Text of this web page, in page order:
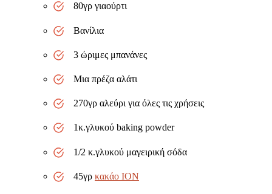
80γρ γιαούρτι
Βανίλια
3 ώριμες μπανάνες
Μια πρέζα αλάτι
270γρ αλεύρι για όλες τις χρήσεις
1κ.γλυκού baking powder
1/2 κ.γλυκού μαγειρική σόδα
45γρ κακάο ΙΟΝ